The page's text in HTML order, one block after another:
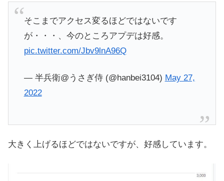
そこまでアクセス変るほどではないです
が・・・、今のところアプデは好感。
pic.twitter.com/Jbv9lnA96Q
— 半兵衛@うさぎ侍 (@hanbei3104) May 27,
2022
大きく上げるほどではないですが、好感しています。